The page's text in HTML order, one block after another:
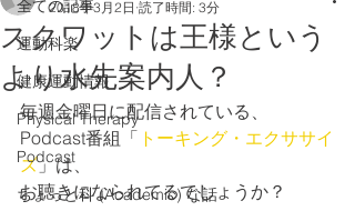
全ての記事
運動科楽
健康運動情報
Physical Therapy
Podcast
ちょっと科 (Academic) な話
スクワットは王様という
より水先案内人？
2018年3月2日 読了時間: 3分
毎週金曜日に配信されている、
Podcast番組「 トーキング・エクササイ
ズ」は、
お聴きになられてるでしょうか？